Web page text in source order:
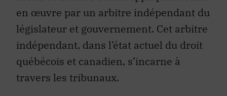
en œuvre par un arbitre indépendant du
législateur et gouvernement. Cet arbitre
indépendant, dans l’état actuel du droit
québécois et canadien, s’incarne à
travers les tribunaux.